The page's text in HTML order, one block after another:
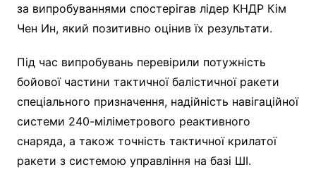
за випробуваннями спостерігав лідер КНДР Кім
Чен Ин, який позитивно оцінив їх результати.
Під час випробувань перевірили потужність
бойової частини тактичної балістичної ракети
спеціального призначення, надійність навігаційної
системи 240-міліметрового реактивного
снаряда, а також точність тактичної крилатої
ракети з системою управління на базі ШІ.